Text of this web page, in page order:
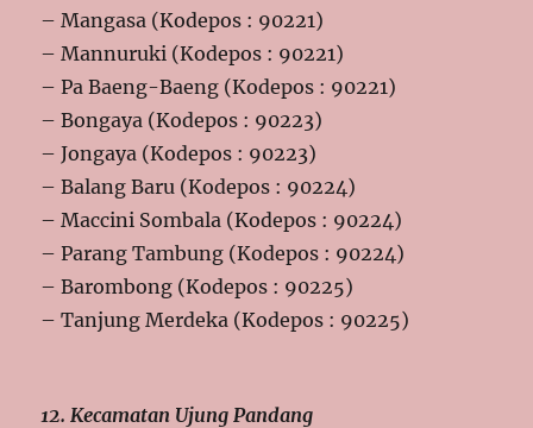
– Mangasa (Kodepos : 90221)
– Mannuruki (Kodepos : 90221)
– Pa Baeng-Baeng (Kodepos : 90221)
– Bongaya (Kodepos : 90223)
– Jongaya (Kodepos : 90223)
– Balang Baru (Kodepos : 90224)
– Maccini Sombala (Kodepos : 90224)
– Parang Tambung (Kodepos : 90224)
– Barombong (Kodepos : 90225)
– Tanjung Merdeka (Kodepos : 90225)
12. Kecamatan Ujung Pandang